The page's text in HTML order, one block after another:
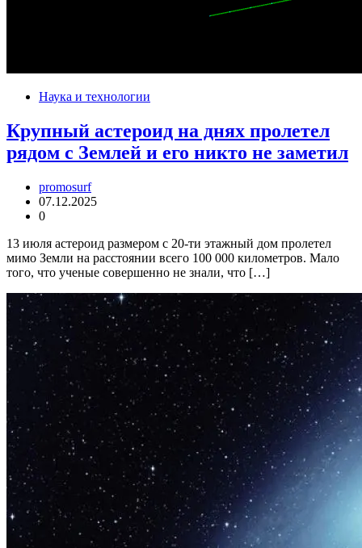
Наука и технологии
Крупный астероид на днях пролетел
рядом с Землей и его никто не заметил
promosurf
07.12.2025
0
13 июля астероид размером с 20-ти этажный дом пролетел
мимо Земли на расстоянии всего 100 000 километров. Мало
того, что ученые совершенно не знали, что […]